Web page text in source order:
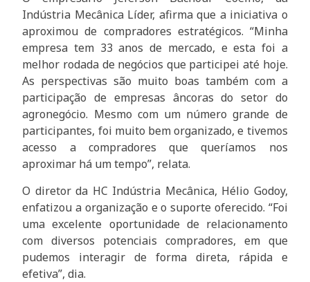
Indústria Mecânica Líder, afirma que a iniciativa o
aproximou de compradores estratégicos. “Minha
empresa tem 33 anos de mercado, e esta foi a
melhor rodada de negócios que participei até hoje.
As perspectivas são muito boas também com a
participação de empresas âncoras do setor do
agronegócio. Mesmo com um número grande de
participantes, foi muito bem organizado, e tivemos
acesso a compradores que queríamos nos
aproximar há um tempo”, relata.
O diretor da HC Indústria Mecânica, Hélio Godoy,
enfatizou a organização e o suporte oferecido. “Foi
uma excelente oportunidade de relacionamento
com diversos potenciais compradores, em que
pudemos interagir de forma direta, rápida e
efetiva”, dia.